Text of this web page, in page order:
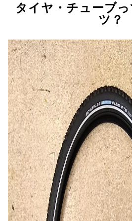
タイヤ・チューブ
ツ？